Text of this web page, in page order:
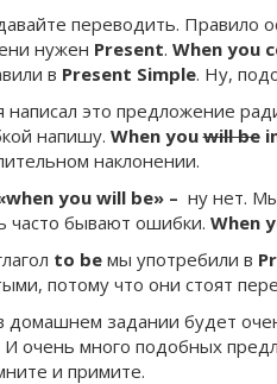
переводить. Правило
нужен Present. When you
в Present Simple. Ну,
написал это предложение
напишу. When youwill be
наклонении.
when you will be» – ну нет.
часто бывают ошибки. When
to beмы употребили в
потому что они стоят
домашнем задании будет
И очень много подобных
и примите.